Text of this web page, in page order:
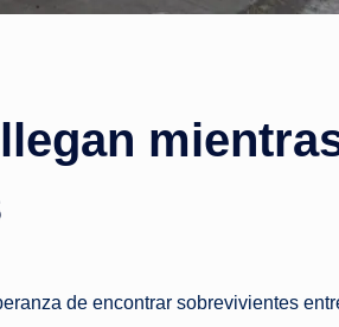
de encontrar sobrevivientes